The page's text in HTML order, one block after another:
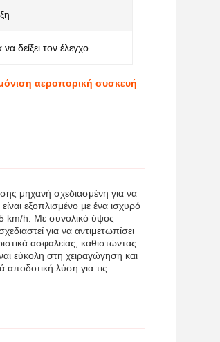
να δείξει τον έλεγχο
αεροπορική συσκευή
μηχανή σχεδιασμένη για να
εξοπλισμένο με ένα ισχυρό
km/h. Με συνολικό ύψος
για να αντιμετωπίσει
ασφαλείας, καθιστώντας
εύκολη στη χειραγώγηση και
αποδοτική λύση για τις